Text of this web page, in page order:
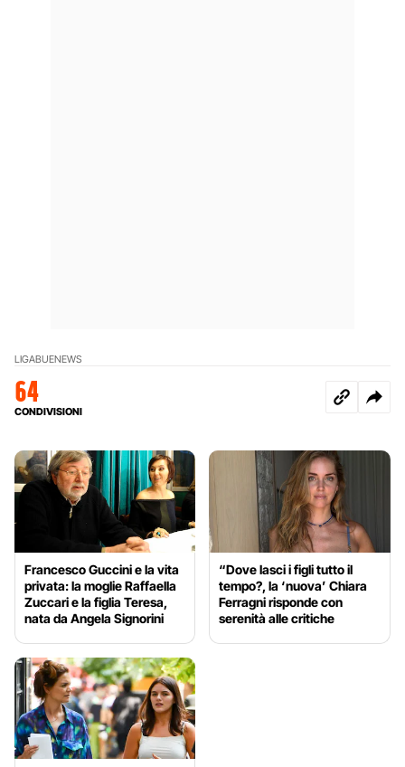
LIGABUENEWS
64
CONDIVISIONI
Francesco Guccini e la vita
privata: la moglie Raffaella
Zuccari e la figlia Teresa,
nata da Angela Signorini
“Dove lasci i figli tutto il
tempo?, la ‘nuova’ Chiara
Ferragni risponde con
serenità alle critiche